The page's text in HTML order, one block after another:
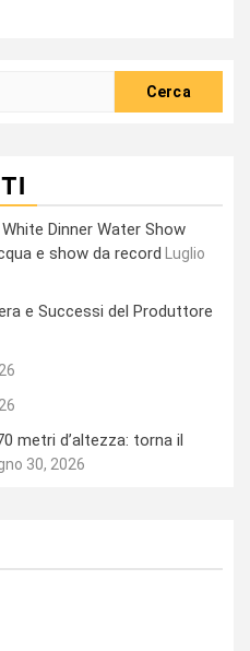
Dinner Water Show
e show da record Luglio
e Successi del Produttore
metri d’altezza: torna il
30, 2026